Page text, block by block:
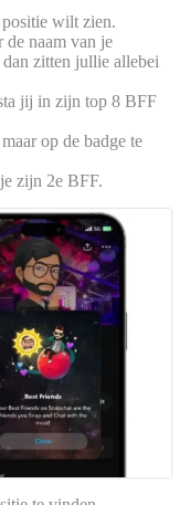
wilt zien.
de naam van je
zitten jullie allebei
jij in zijn top 8 BFF
op de badge te
zijn 2e BFF.